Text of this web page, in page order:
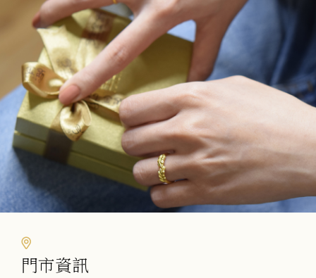
門市資訊